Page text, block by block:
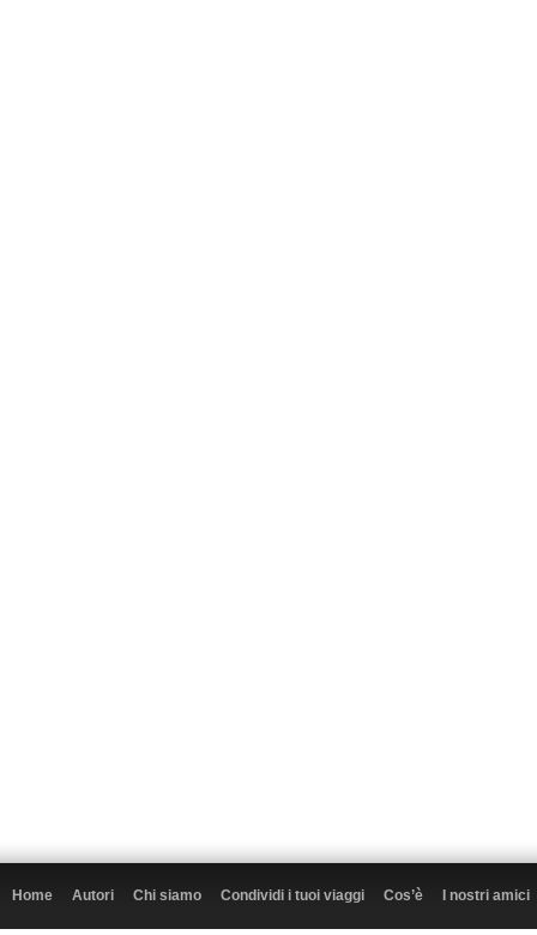
Home Autori Chi siamo Condividi i tuoi viaggi Cos’è I nostri amici